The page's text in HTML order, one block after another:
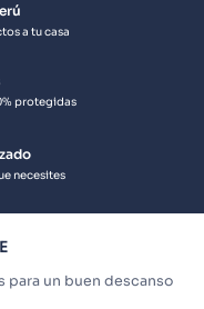
a tu casa
protegidas
necesites
para un buen descanso